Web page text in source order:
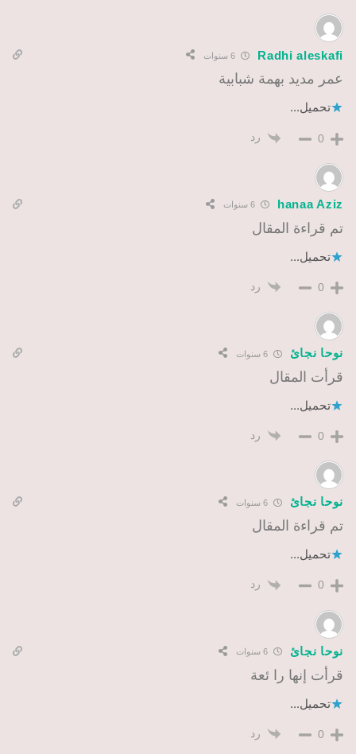
Radhi aleskafi
عمر مديد بهمة شبابية
تحميل...
0 رد
hanaa Aziz
تم قراءة المقال
تحميل...
0 رد
نوحا نجائ 6 سنوات
قرأت المقال
تحميل...
0 رد
نوحا نجائ 6 سنوات
تم قراءة المقال
تحميل...
0 رد
نوحا نجائ 6 سنوات
قرأت إنها را ئعة
تحميل...
0 رد